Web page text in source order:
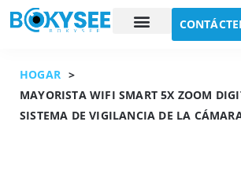
HOGAR >
MAYORISTA WIFI SMART 5X ZOOM
SISTEMA DE VIGILANCIA DE LA